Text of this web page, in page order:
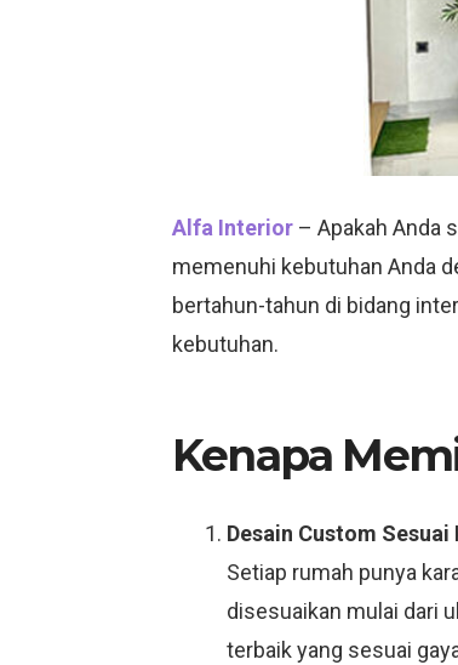
Alfa Interior – Apakah Anda
memenuhi kebutuhan Anda
bertahun-tahun di bidang
kebutuhan.
Kenapa
Desain Custom Sesuai
Setiap rumah punya
disesuaikan mulai dari
terbaik yang sesuai